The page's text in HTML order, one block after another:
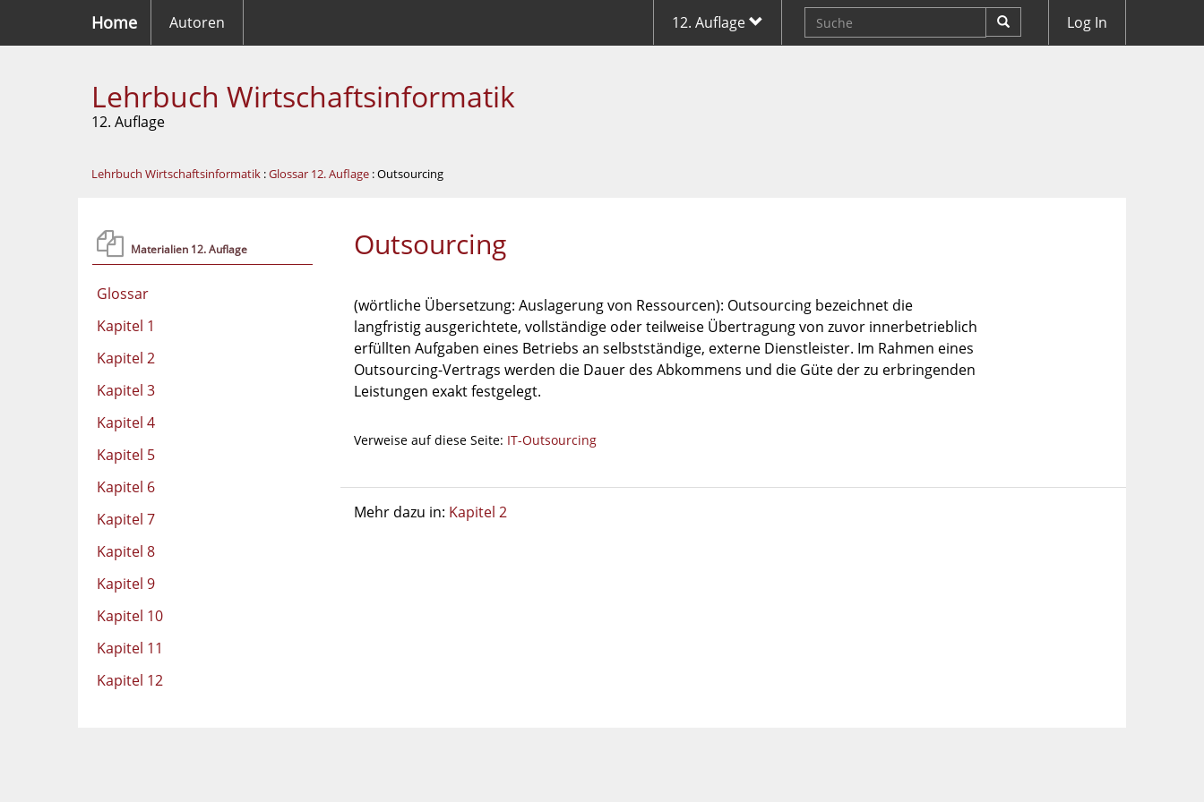
Home Autoren 12. Auflage Log In
Lehrbuch Wirtschaftsinformatik
12. Auflage
Lehrbuch Wirtschaftsinformatik :Glossar 12. Auflage : Outsourcing
Materialien 12. Auflage
Glossar
Kapitel 1
Kapitel 2
Kapitel 3
Kapitel 4
Kapitel 5
Kapitel 6
Kapitel 7
Kapitel 8
Kapitel 9
Kapitel 10
Kapitel 11
Kapitel 12
Outsourcing
(wörtliche Übersetzung: Auslagerung von Ressourcen): Outsourcing bezeichnet die
langfristig ausgerichtete, vollständige oder teilweise Übertragung von zuvor innerbetrieblich
erfüllten Aufgaben eines Betriebs an selbstständige, externe Dienstleister. Im Rahmen eines
Outsourcing-Vertrags werden die Dauer des Abkommens und die Güte der zu erbringenden
Leistungen exakt festgelegt.
Verweise auf diese Seite: IT-Outsourcing
Mehr dazu in: Kapitel 2